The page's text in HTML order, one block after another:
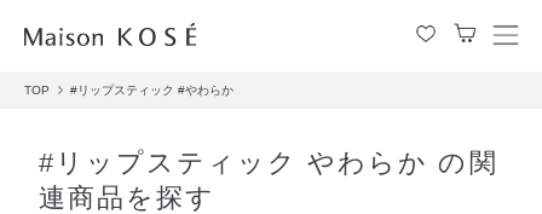
メ
TOP #リップスティック #やわらか
#リップスティック やわらか の関
連商品を探す